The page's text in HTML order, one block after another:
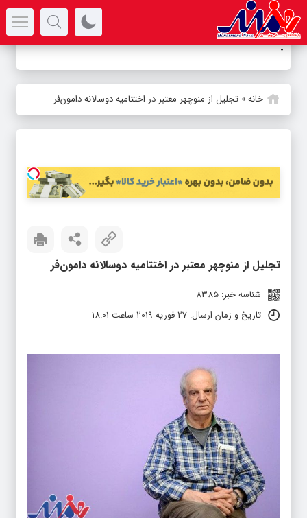
بوطیق_
خانه» تجلیل از منوچهر معتبر در اختتامیه دوسالانه دامون‌فر
تجلیل از منوچهر معتبر در اختتامیه دوسالانه دامون‌فر
شناسه خبر: 8385
تاریخ و زمان ارسال: 27 فوریه 2019 ساعت 18:01